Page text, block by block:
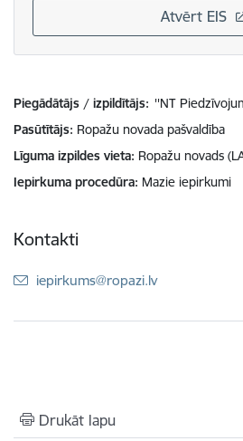
Atvērt EIS
Piegādātājs / izpildītājs: ''NT
Pasūtītājs Ropažu novada pašvaldība
Līguma izpildes vieta Ropažu novads
Iepirkuma procedūra Mazie iepirkumi
Kontakti
E-pasts:
iepirkums@ropazi.lv
Drukāt lapu